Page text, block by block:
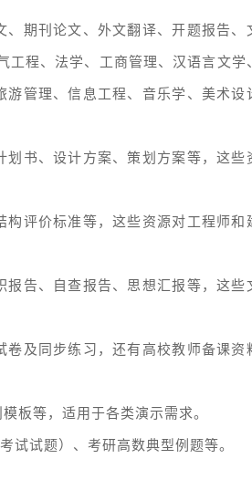
期刊论文、外文翻译、开题报告、
工程、法学、工商管理、汉语言文学
管理、信息工程、音乐学、美术设
书、设计方案、策划方案等，这些
评价标准等，这些资源对工程师和
告、自查报告、思想汇报等，这些
及同步练习，还有高校教师备课资
板等，适用于各类演示需求。
试试题）、考研高数典型例题等。